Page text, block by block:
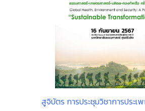
สูจิบัตร การประชุมวิชาการประ